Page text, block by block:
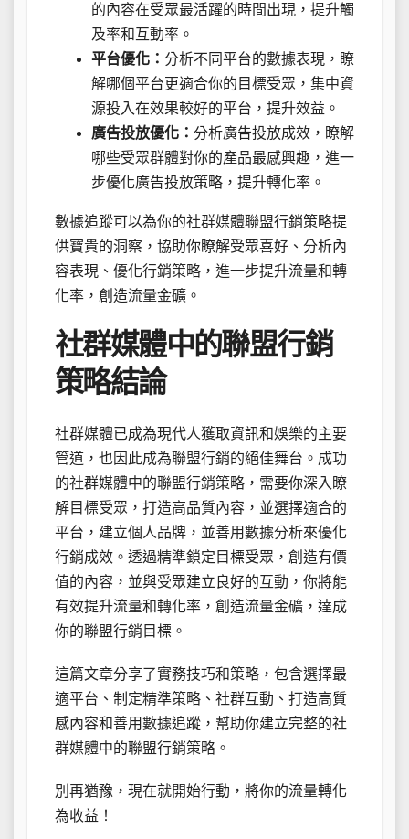
的內容在受眾最活躍的時間出現，提升觸
及率和互動率。
平台優化： 分析不同平台的數據表現，瞭
解哪個平台更適合你的目標受眾，集中資
源投入在效果較好的平台，提升效益。
廣告投放優化： 分析廣告投放成效，瞭解
哪些受眾群體對你的產品最感興趣，進一
步優化廣告投放策略，提升轉化率。
數據追蹤可以為你的社群媒體聯盟行銷策略提
供寶貴的洞察，協助你瞭解受眾喜好、分析內
容表現、優化行銷策略，進一步提升流量和轉
化率，創造流量金礦。
社群媒體中的聯盟行銷
策略結論
社群媒體已成為現代人獲取資訊和娛樂的主要
管道，也因此成為聯盟行銷的絕佳舞台。成功
的社群媒體中的聯盟行銷策略，需要你深入瞭
解目標受眾，打造高品質內容，並選擇適合的
平台，建立個人品牌，並善用數據分析來優化
行銷成效。透過精準鎖定目標受眾，創造有價
值的內容，並與受眾建立良好的互動，你將能
有效提升流量和轉化率，創造流量金礦，達成
你的聯盟行銷目標。
這篇文章分享了實務技巧和策略，包含選擇最
適平台、制定精準策略、社群互動、打造高質
感內容和善用數據追蹤，幫助你建立完整的社
群媒體中的聯盟行銷策略。
別再猶豫，現在就開始行動，將你的流量轉化
為收益！